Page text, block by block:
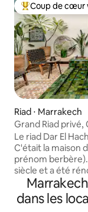
Coups de cœur
Coup de cœur
Riad ⋅ Marrakech
Grand Riad privé,
Hammam
Le riad Dar El
C'était la maison
prénom
siècle et a été
matériaux et
tout en
moderne. Son
dans les